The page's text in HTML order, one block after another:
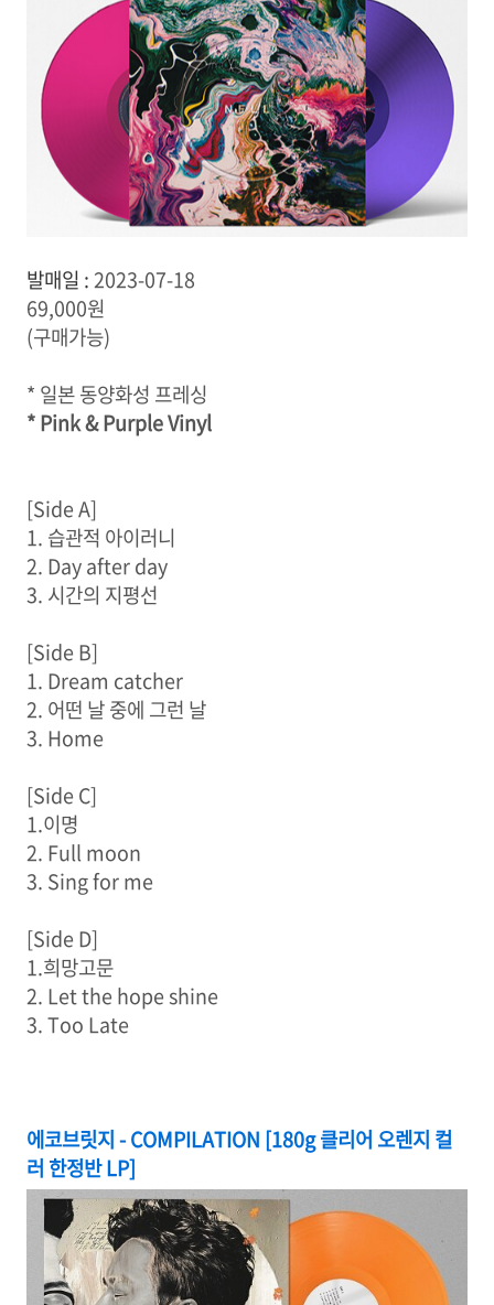
발매일 :2023-07-18
69,000원
(구매가능)
* 일본 동양화성 프레싱
* Pink & Purple Vinyl
[Side A]
1. 습관적 아이러니
2. Day after day
3. 시간의 지평선
[Side B]
1. Dream catcher
2. 어떤 날 중에 그런 날
3. Home
[Side C]
1.이명
2. Full moon
3. Sing for me
[Side D]
1.희망고문
2. Let the hope shine
3. Too Late
에코브릿지 - COMPILATION [180g 클리어 오렌지 컬
러 한정반 LP]